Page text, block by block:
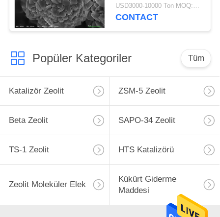
USD3000-10000 Ton MOQ:1 kg
CONTACT
Popüler Kategoriler Tüm
Katalizör Zeolit ZSM-5 Zeolit
Beta Zeolit SAPO-34 Zeolit
TS-1 Zeolit HTS Katalizörü
Zeolit ​​Moleküler Elek
Kükürt Giderme
Maddesi